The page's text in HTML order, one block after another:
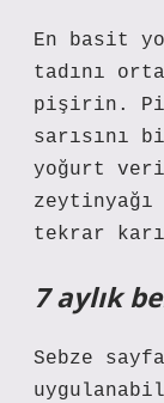
En basit
tadını
pişirin.
sarısını
yoğurt
zeytinyağı
tekrar
7 aylık
Sebze